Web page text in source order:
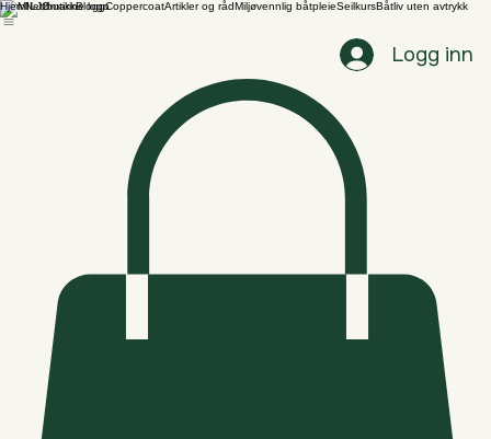
HjemNettbutikkBloggCoppercoatArtikler og rådMiljøvennlig båtpleieSeilkursBåtliv uten avtrykk
Logg inn